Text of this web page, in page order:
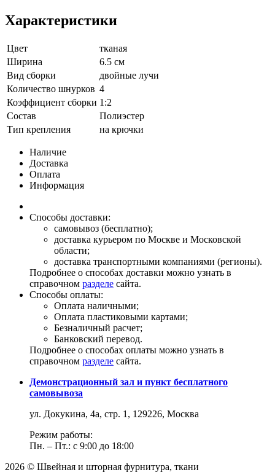
Характеристики
Цвет
тканая
Ширина
6.5 см
Вид сборки
двойные лучи
Количество шнурков 4
Коэффициент сборки 1:2
Состав
Полиэстер
Тип крепления
на крючки
Наличие
Доставка
Оплата
Информация
Способы доставки:
самовывоз (бесплатно);
доставка курьером по Москве и Московской
области;
доставка транспортными компаниями (регионы).
Подробнее о способах доставки можно узнать в
справочном разделе сайта.
Способы оплаты:
Оплата наличными;
Оплата пластиковыми картами;
Безналичный расчет;
Банковский перевод.
Подробнее о способах оплаты можно узнать в
справочном разделе сайта.
Демонстрационный зал и пункт бесплатного
самовывоза
ул. Докукина, 4а, стр. 1, 129226, Москва
Режим работы:
Пн. – Пт.: с 9:00 до 18:00
2026 © Швейная и шторная фурнитура, ткани